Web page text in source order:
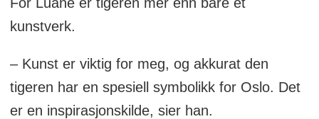
kunstverk.
– Kunst er viktig for meg, og akkurat den
tigeren har en spesiell symbolikk for Oslo. Det
er en inspirasjonskilde, sier han.